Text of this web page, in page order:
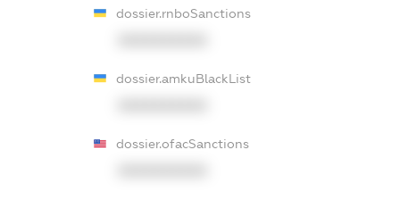
dossier.rnboSanctions
dossier.amkuBlackList
dossier.ofacSanctions